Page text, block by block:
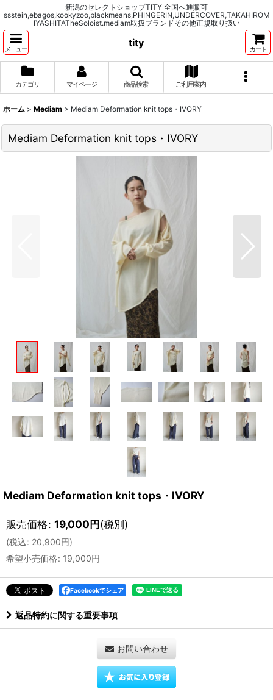
新潟のセレクトショップTITY 全国へ通販可
ssstein,ebagos,kookyzoo,blackmeans,PHINGERIN,UNDERCOVER,TAKAHIROM
IYASHITATheSoloist.mediam取扱ブランドその他正規取り扱い
メニュー
tity
カート
カテゴリ マイページ 商品検索 ご利用案内
ホーム > Mediam > Mediam Deformation knit tops・IVORY
Mediam Deformation knit tops・IVORY
Mediam Deformation knit tops・IVORY
販売価格: 19,000円(税別)
(税込: 20,900円)
希望小売価格: 19,000円
Facebookでシェア
返品特約に関する重要事項
お問い合わせ